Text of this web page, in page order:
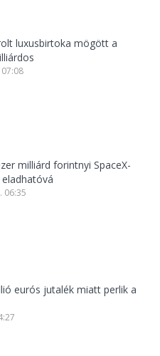
luxusbirtoka mögött a
milliárd forintnyi SpaceX-
06:35
eurós jutalék miatt perlik a